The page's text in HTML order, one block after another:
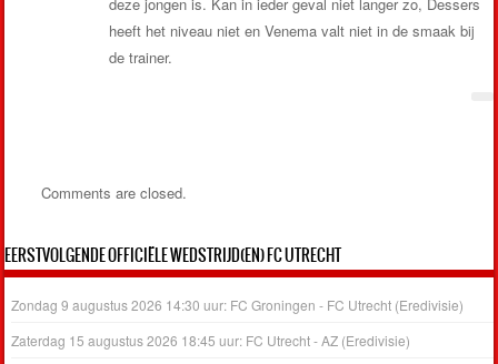
heeft het niveau niet en Venema valt niet in de smaak bij
de trainer.
Comments are closed.
EERSTVOLGENDE OFFICIËLE WEDSTRIJD(EN) FC UTRECHT
Zondag 9 augustus 2026 14:30 uur: FC Groningen - FC Utrecht (Eredivisie)
Zaterdag 15 augustus 2026 18:45 uur: FC Utrecht - AZ (Eredivisie)